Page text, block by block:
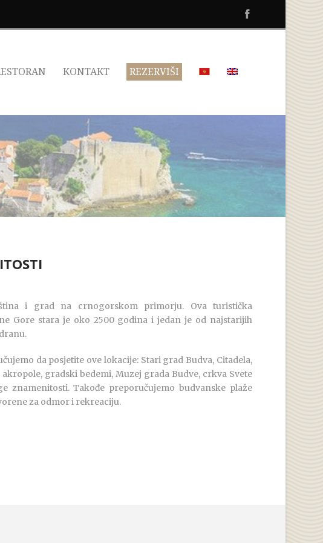
KONTAKT REZERVIŠI
i grad na crnogorskom primorju. Ova turistička
Gore stara je oko 2500 godina i jedan je od najstarijih
da posjetite ove lokacije: Stari grad Budva, Citadela,
akropole, gradski bedemi, Muzej grada Budve, crkva Svete
znamenitosti. Takođe preporučujemo budvanske plaže
za odmor i rekreaciju.